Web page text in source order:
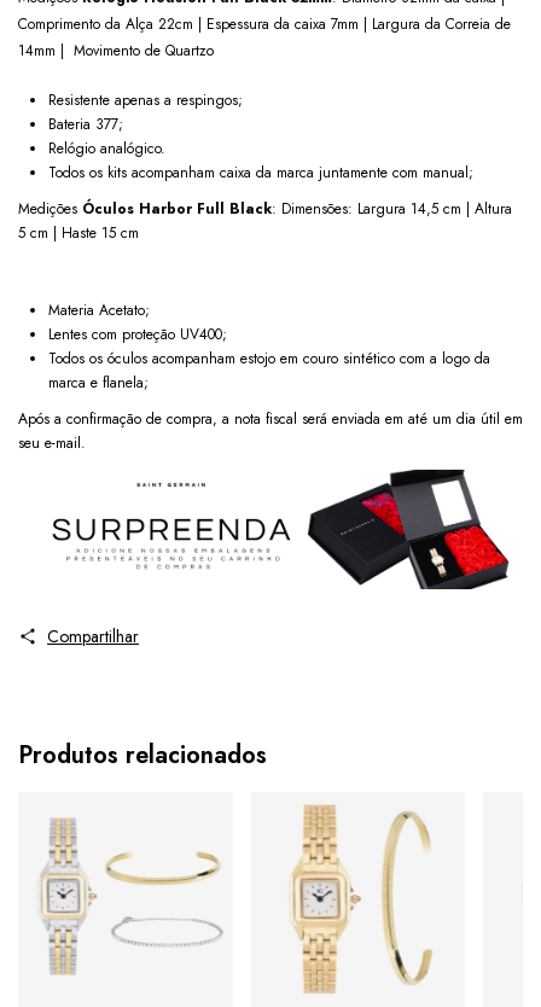
Comprimento da Alça 22cm | Espessura da caixa 7mm | Largura da Correia de
14mm | Movimento de Quartzo
Resistente apenas a respingos;
Bateria 377;
Relógio analógico.
Todos os kits acompanham caixa da marca juntamente com manual;
Medições Óculos Harbor Full Black: Dimensões: Largura 14,5 cm | Altura
5 cm | Haste 15 cm
Materia Acetato;
Lentes com proteção UV400;
Todos os óculos acompanham estojo em couro sintético com a logo da
marca e flanela;
Após a confirmação de compra, a nota fiscal será enviada em até um dia útil em
seu e-mail.
Compartilhar
Produtos relacionados